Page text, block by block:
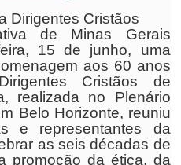
Dirigentes Cristãos
de Minas Gerais
15 de junho, uma
aos 60 anos
Cristãos de
realizada no Plenário
Belo Horizonte, reuniu
e representantes da
as seis décadas de
promoção da ética, da